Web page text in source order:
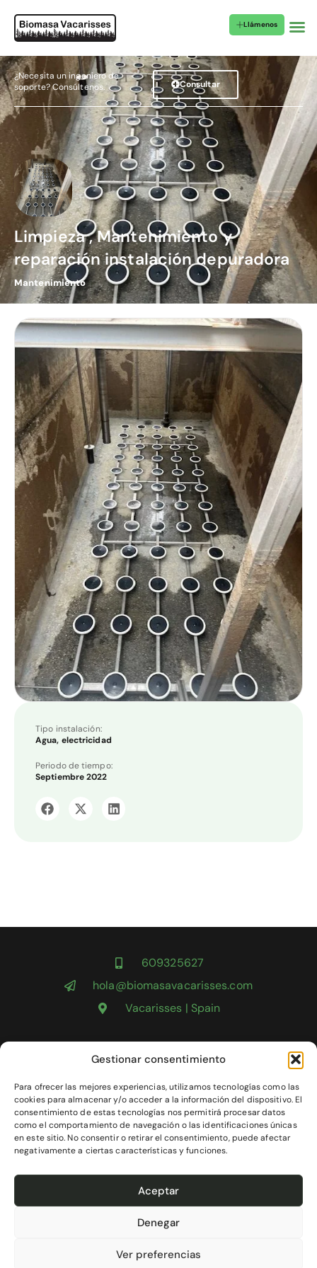
Gestionar consentimiento
Para ofrecer las mejores experiencias, utilizamos tecnologías como las
cookies para almacenar y/o acceder a la información del dispositivo. El
consentimiento de estas tecnologías nos permitirá procesar datos
como el comportamiento de navegación o las identificaciones únicas
en este sitio. No consentir o retirar el consentimiento, puede afectar
negativamente a ciertas características y funciones.
Aceptar
Denegar
Ver preferencias
Llámenos
¿Necesita un ingeniero de
soporte? Consúltenos.
Consultar
Limpieza , Mantenimiento y
reparación instalación depuradora
Mantenimiento
Tipo instalación:
Agua, electricidad
Periodo de tiempo:
Septiembre 2022
609325627
hola@biomasavacarisses.com
Vacarisses | Spain
División Obras
Realizados
Contacto
Política de privacidad
Política de cookies